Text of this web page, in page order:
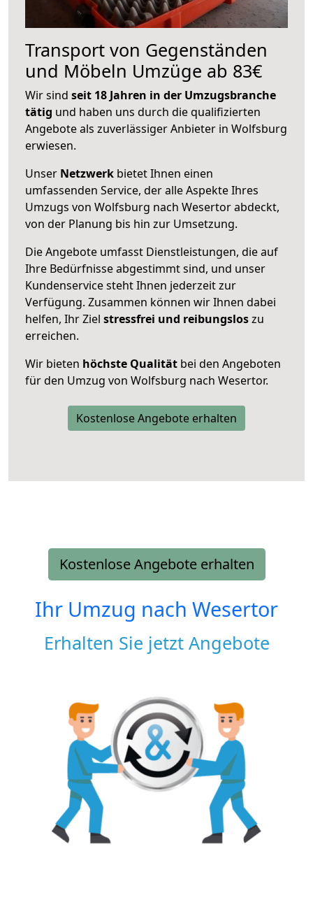
Transport von Gegenständen
und Möbeln Umzüge ab 83€
Wir sind seit 18 Jahren in der Umzugsbranche
tätig und haben uns durch die qualifizierten
Angebote als zuverlässiger Anbieter in Wolfsburg
erwiesen.
Unser Netzwerk bietet Ihnen einen
umfassenden Service, der alle Aspekte Ihres
Umzugs von Wolfsburg nach Wesertor abdeckt,
von der Planung bis hin zur Umsetzung.
Die Angebote umfasst Dienstleistungen, die auf
Ihre Bedürfnisse abgestimmt sind, und unser
Kundenservice steht Ihnen jederzeit zur
Verfügung. Zusammen können wir Ihnen dabei
helfen, Ihr Ziel stressfrei und reibungsloszu
erreichen.
Wir bieten höchste Qualität bei den Angeboten
für den Umzug von Wolfsburg nach Wesertor.
Kostenlose Angebote erhalten
Kostenlose Angebote erhalten
Ihr Umzug nach Wesertor
Erhalten Sie jetzt Angebote